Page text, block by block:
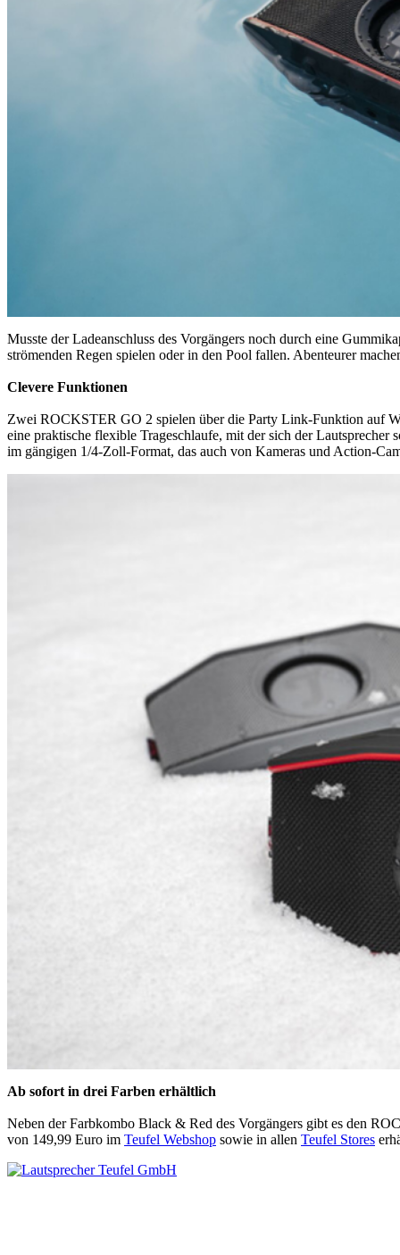
Musste der Ladeanschluss des Vorgängers noch durch eine
strömenden Regen spielen oder in den Pool fallen. Abenteurer
Clevere Funktionen
Zwei ROCKSTER GO 2 spielen über die Party Link-Funktion auf
eine praktische flexible Trageschlaufe, mit der sich der
im gängigen 1/4-Zoll-Format, das auch von Kameras und Action-
Ab sofort in drei Farben erhältlich
Neben der Farbkombo Black & Red des Vorgängers gibt es den
von 149,99 Euro im Teufel Webshop sowie in allen Teufel Stores